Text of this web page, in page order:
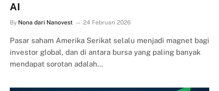
AI
By Nona dari Nanovest 24 Februari 2026
Pasar saham Amerika Serikat selalu menjadi magnet bagi
investor global, dan di antara bursa yang paling banyak
mendapat sorotan adalah…